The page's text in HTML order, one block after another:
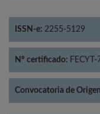
ISSN-e: 2255-5129
Nº certificado:
Convocatoria de